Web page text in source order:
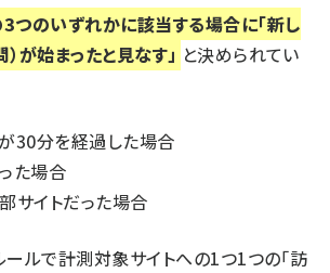
つのいずれかに該当する場合に「新し
が始まったと見なす」 と決められてい
30分を経過した場合
た場合
サイトだった場合
ールで計測対象サイトへの1つ1つの「訪